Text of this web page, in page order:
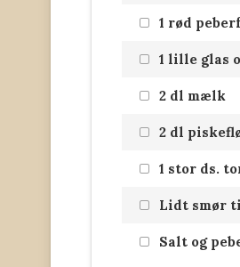
1 rød
1 lille glas
2 dl mælk
2 dl
1 stor ds.
Lidt smør
Salt og